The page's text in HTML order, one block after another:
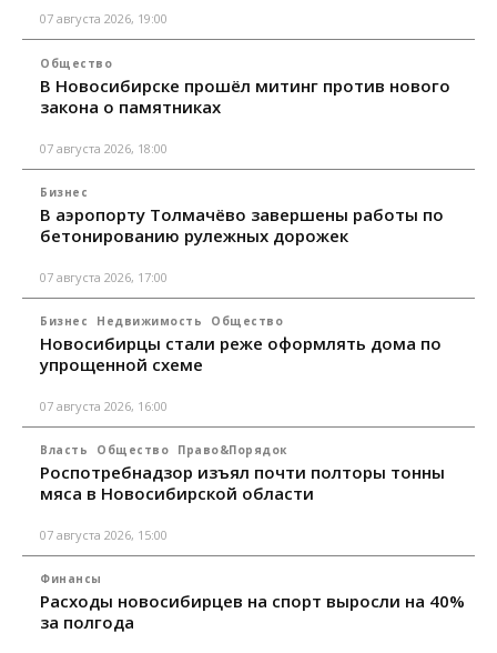
07 августа 2026, 19:00
Общество
В Новосибирске прошёл митинг против нового
закона о памятниках
07 августа 2026, 18:00
Бизнес
В аэропорту Толмачёво завершены работы по
бетонированию рулежных дорожек
07 августа 2026, 17:00
Бизнес Недвижимость Общество
Новосибирцы стали реже оформлять дома по
упрощенной схеме
07 августа 2026, 16:00
Власть Общество Право&Порядок
Роспотребнадзор изъял почти полторы тонны
мяса в Новосибирской области
07 августа 2026, 15:00
Финансы
Расходы новосибирцев на спорт выросли на 40%
за полгода